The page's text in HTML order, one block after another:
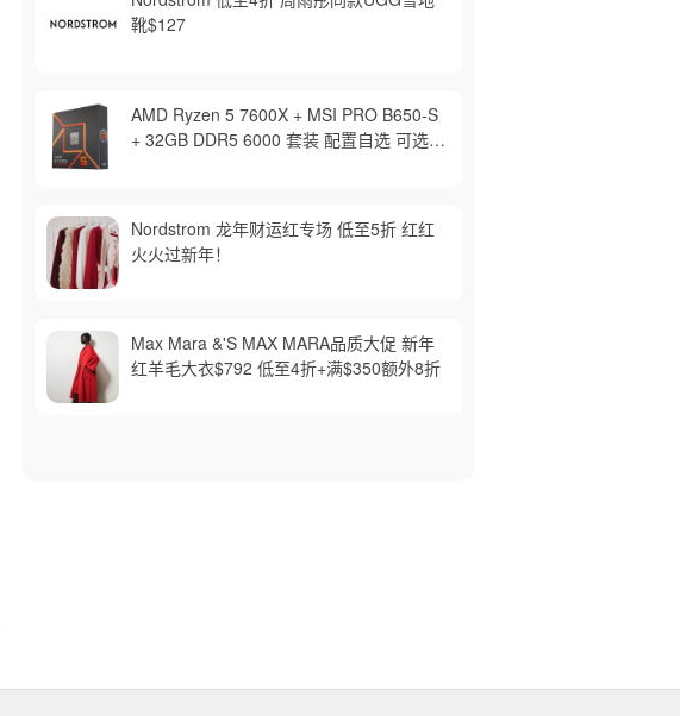
靴$127
AMD Ryzen 5 7600X + MSI PRO B650-S
+ 32GB DDR5 6000 套装 配置自选 可选背
Nordstrom 龙年财运红专场 低至5折 红红
火火过新年！
Max Mara &'S MAX MARA品质大促 新年
红羊毛大衣$792 低至4折+满$350额外8折